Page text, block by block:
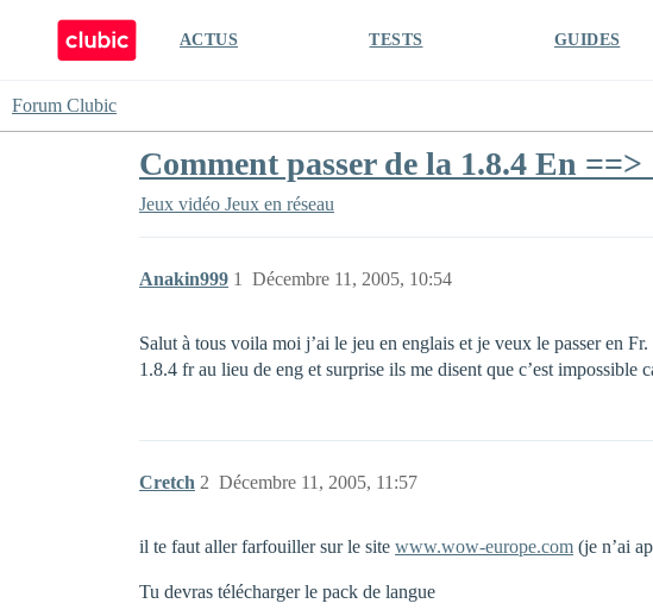
ACTUS TESTS GUIDES
Forum Clubic
Comment passer de la 1.8.4 En
Jeux vidéo Jeux en réseau
Anakin999 Décembre 11, 2005, 10:54
1
Salut à tous voila moi j’ai le jeu en englais et je veux le passer en
1.8.4 fr au lieu de eng et surprise ils me disent que c’est impossible
Cretch Décembre 11, 2005, 11:57
2
il te faut aller farfouiller sur le site www.wow-europe.com (je n’ai
Tu devras télécharger le pack de langue